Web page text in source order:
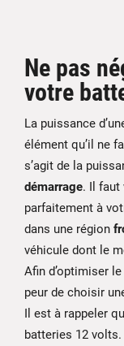
Ne pas
votre
La puissance
élément qu’il ne
s’agit de la
démarrage. Il faut
parfaitement à
dans une région
véhicule dont le
Afin d’optimiser
peur de choisir
Il est à rappeler
batteries 12